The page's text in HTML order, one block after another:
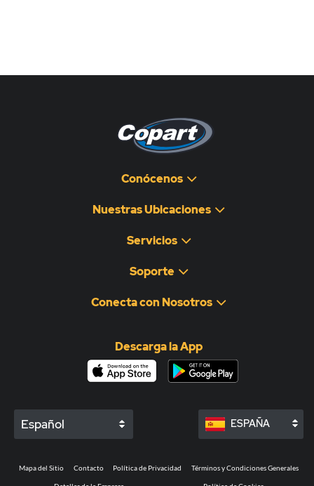
Conócenos
Nuestras Ubicaciones
Servicios
Soporte
Conecta con Nosotros
Descarga la App
Español ESPAÑA
Mapa del Sitio Contacto Política de Privacidad Términos y Condiciones Generales